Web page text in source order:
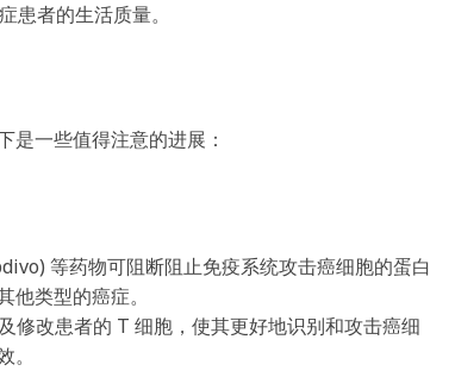
者的生活质量。
是一些值得注意的进展：
等药物可阻断阻止免疫系统攻击癌细胞的蛋白
类型的癌症。
修改患者的 T 细胞，使其更好地识别和攻击癌细